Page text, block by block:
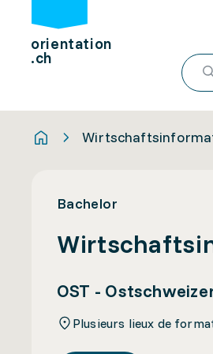
orientation
.ch
Bachelor
OST -
Plusieurs lieux de